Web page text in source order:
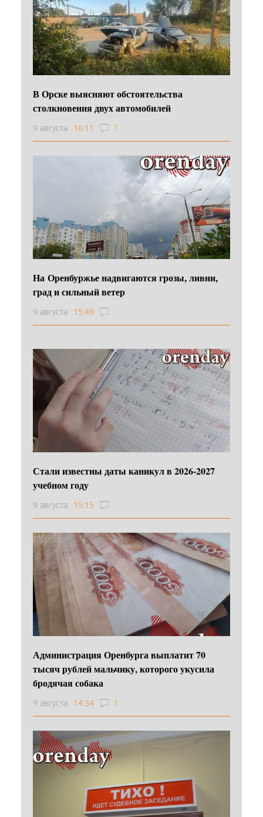
В Орске выясняют обстоятельства
столкновения двух автомобилей
9 августа 16:11 1
На Оренбуржье надвигаются грозы, ливни,
град и сильный ветер
9 августа 15:49
Стали известны даты каникул в 2026-2027
учебном году
9 августа 15:15
Администрация Оренбурга выплатит 70
тысяч рублей мальчику, которого укусила
бродячая собака
9 августа 14:34 1